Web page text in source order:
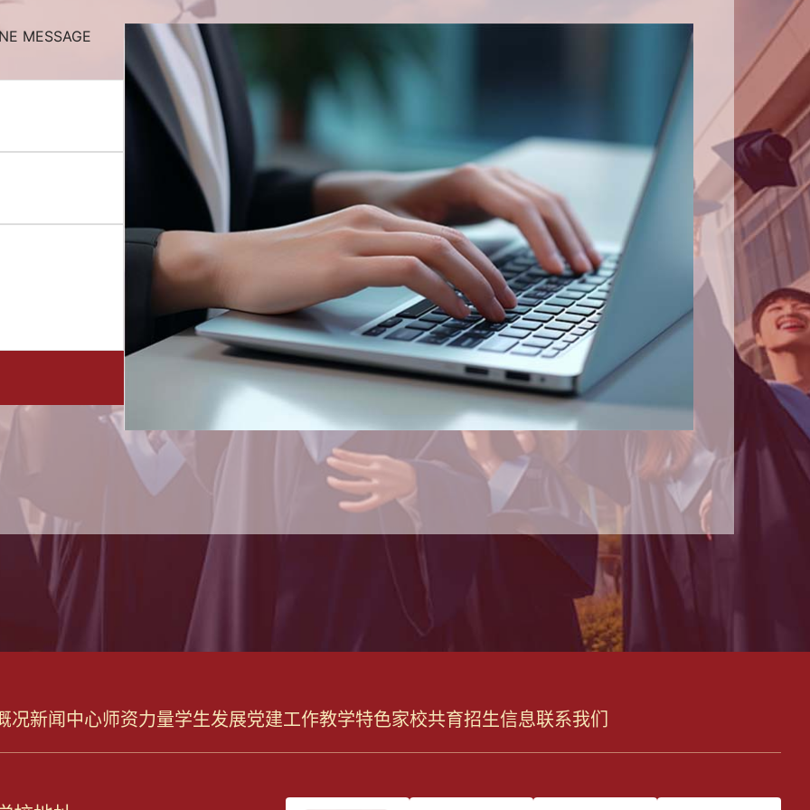
MESSAGE
况新闻中心师资力量学生发展党建工作教学特色家校共育招生信息联系我们